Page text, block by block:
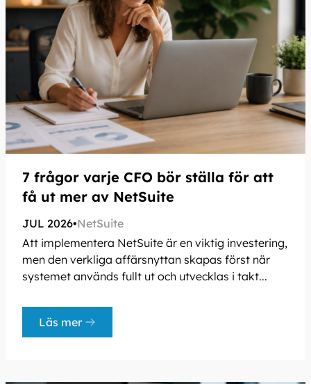
7 frågor varje CFO bör ställa för att
få ut mer av NetSuite
JUL 2026•NetSuite
Att implementera NetSuite är en viktig investering,
men den verkliga affärsnyttan skapas först när
systemet används fullt ut och utvecklas i takt...
Läs mer